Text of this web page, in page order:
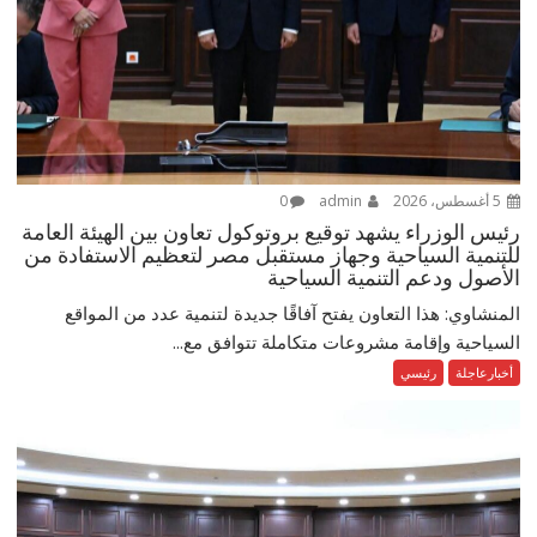
0
رئيس الوزراء يشهد توقيع بروتوكول تعاون بين الهيئة العامة
للتنمية السياحية وجهاز مستقبل مصر لتعظيم الاستفادة من
الأصول ودعم التنمية السياحية
المنشاوي: هذا التعاون يفتح آفاقًا جديدة لتنمية عدد من المواقع
السياحية وإقامة مشروعات متكاملة تتوافق مع...
أخبارعاجلة رئيسي